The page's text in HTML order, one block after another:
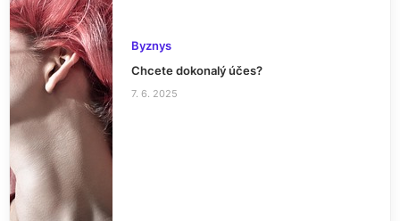
Byznys
Chcete dokonalý účes?
7. 6. 2025